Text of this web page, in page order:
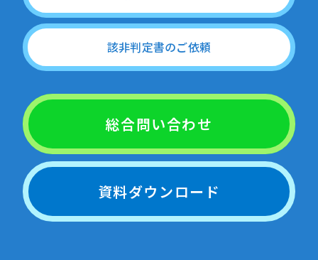
該非判定書のご依頼
総合問い合わせ
資料ダウンロード